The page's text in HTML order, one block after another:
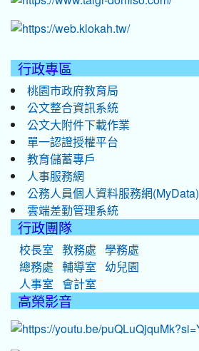
行政專區
桃園市政府教育局
公文整合資訊系統
公文大附件下載作業
單一認證授權平台
教育儲蓄專戶
人事服務網
公務人員個人資料服務網(MyData)
雲端差勤管理系統
行政團隊
校長室 教務處
學務處
總務處
輔導室
幼兒園
人事室
會計室
高榮影音